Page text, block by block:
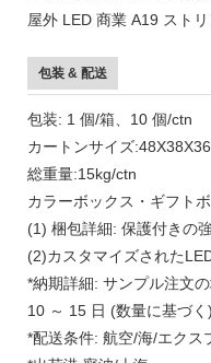
包装 & 配送
包装: 1 個/箱、10 個/ctn
カートンサイズ
総重量:15kg/ctn
カラーボックス・ギフト
(1) 梱包詳細: 保護付きの
(2)カスタマイズされた
*納期詳細: サンプル注文
10 ～ 15 日 (数量に基づく)
*配送条件: 航空/海/エクス